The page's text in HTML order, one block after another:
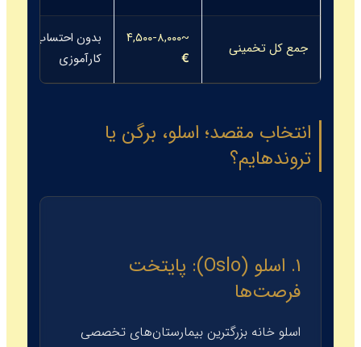
جمع کل تخمینی
~۴,۵۰۰-۸,۰۰۰
€
بدون احتساب
کارآموزی
انتخاب مقصد؛ اسلو، برگن یا
تروندهایم؟
۱. اسلو (Oslo): پایتخت
فرصت‌ها
اسلو خانه بزرگترین بیمارستان‌های تخصصی